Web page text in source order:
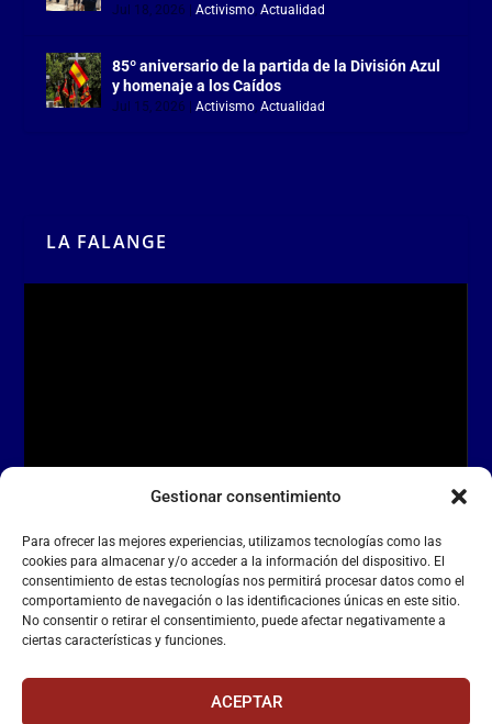
Gestionar consentimiento
Para ofrecer las mejores experiencias, utilizamos tecnologías como las
cookies para almacenar y/o acceder a la información del dispositivo. El
consentimiento de estas tecnologías nos permitirá procesar datos como el
comportamiento de navegación o las identificaciones únicas en este sitio.
No consentir o retirar el consentimiento, puede afectar negativamente a
ciertas características y funciones.
ACEPTAR
Jul 18, 2026 |Activismo,Actualidad
85º aniversario de la partida de la División Azul
y homenaje a los Caídos
Jul 15, 2026 |Activismo,Actualidad
LA FALANGE
La Falange– Web Oficial de la Falange